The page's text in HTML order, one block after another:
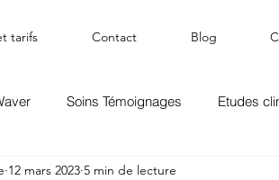
tarifs Contact Blog
Soins Témoignages Etudes
12 mars 2023 5 min de lecture